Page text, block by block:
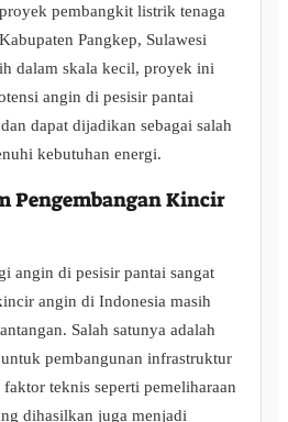
pembangkit listrik tenaga
Pangkep, Sulawesi
dalam skala kecil, proyek ini
angin di pesisir pantai
dapat dijadikan sebagai salah
kebutuhan energi.
Pengembangan Kincir
angin di pesisir pantai sangat
angin di Indonesia masih
Salah satunya adalah
pembangunan infrastruktur
teknis seperti pemeliharaan
dihasilkan juga menjadi